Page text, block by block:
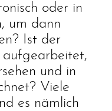
oder in
um dann
Ist der
aufgearbeitet,
und in
Viele
es nämlich